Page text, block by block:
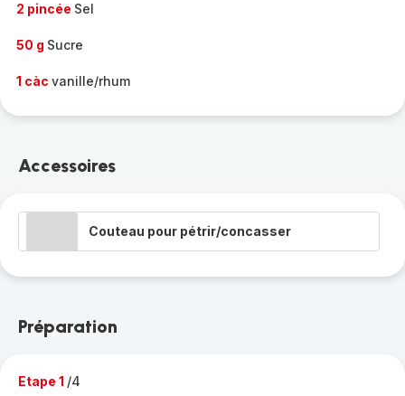
2 pincée Sel
50 g Sucre
1 càc vanille/rhum
Accessoires
Couteau pour pétrir/concasser
Préparation
Etape 1 /4